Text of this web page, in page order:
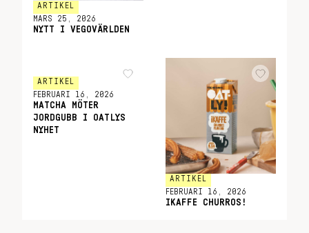
ARTIKEL
MARS 25, 2026
NYTT I VEGOVÄRLDEN
ARTIKEL
FEBRUARI 16, 2026
MATCHA MÖTER
JORDGUBB I OATLYS
NYHET
ARTIKEL
FEBRUARI 16, 2026
IKAFFE CHURROS!